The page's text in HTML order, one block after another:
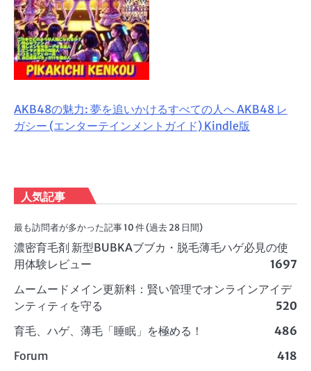
AKB48の魅力: 夢を追いかけるすべての人へ AKB48 レ
ガシー (エンターテインメントガイド) Kindle版
人気記事
最も訪問者が多かった記事 10 件 (過去 28 日間)
濃密育毛剤 新型BUBKAブブカ・脱毛薄毛ハゲ必見の使
用体験レビュー
1697
ムームードメイン更新料：賢い管理でオンラインアイデ
ンティティを守る
520
育毛、ハゲ、薄毛「睡眠」を極める！
486
Forum
418